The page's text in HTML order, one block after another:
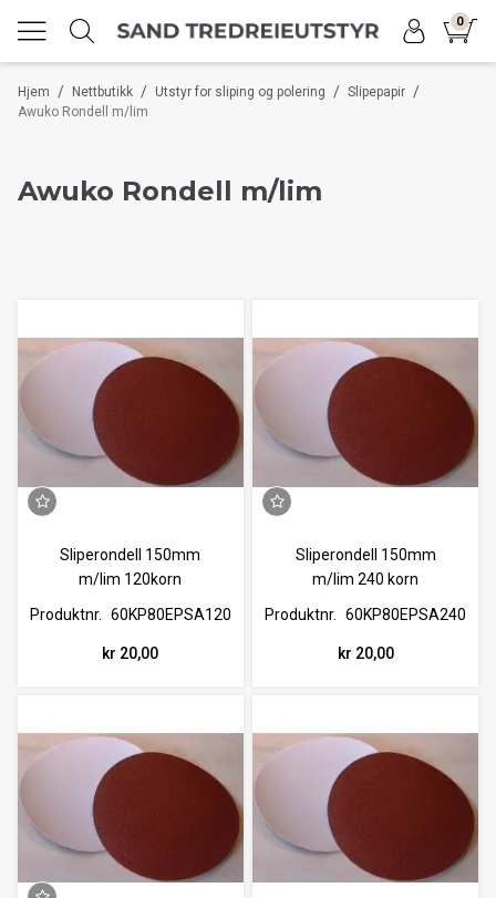
0
/
Hjem /
Nettbutikk /
Utstyr for sliping og polering /
Slipepapir
Awuko Rondell m/lim
Awuko Rondell m/lim
Sliperondell 150mm
m/lim 120korn
Produktnr.
60KP80EPSA120
kr 20,00
Sliperondell 150mm
m/lim 240 korn
Produktnr.
60KP80EPSA240
kr 20,00